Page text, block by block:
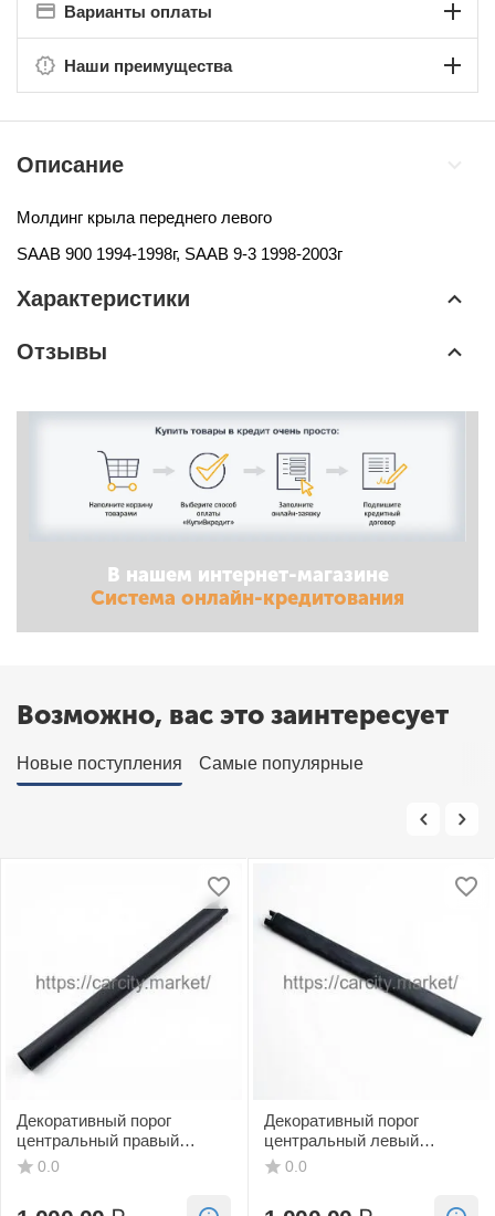
Варианты оплаты
Наши преимущества
Описание
Молдинг крыла переднего левого
SAAB 900 1994-1998г, SAAB 9-3 1998-2003г
Характеристики
Отзывы
В нашем интернет-магазине
Система онлайн-кредитования
Возможно, вас это заинтересует
Новые поступления Самые популярные
Декоративный порог
центральный правый
(черный, CV) SAAB 9-3
0.0
Декоративный порог
центральный левый
(черный, CV) SAAB 9-3
0.0